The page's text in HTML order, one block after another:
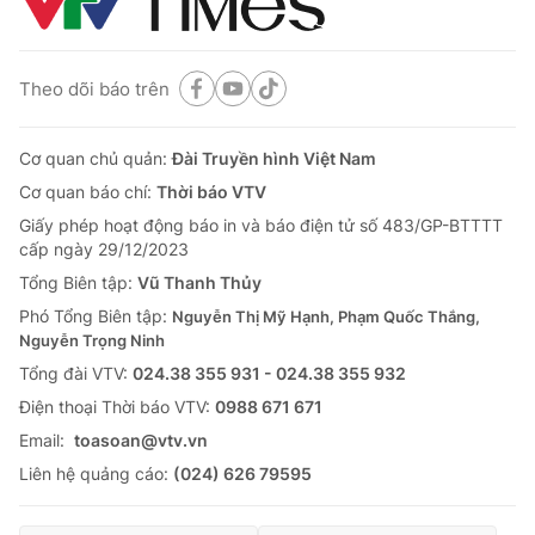
Thị trường 24h Tấm lòng Việt
VTV4 Vươn mình bằng AI
VTV9 VTV8
Liên hệ tòa soạn English
THỜI BÁO VTV
Theo dõi báo trên
Theo dõi báo trên
Cơ quan chủ quản:Đài Truyền hình Việt Nam
Cơ quan báo chí: Thời báo VTV
Giấy phép hoạt động báo in và báo điện tử số 483/GP-BTTTT
cấp ngày 29/12/2023
Tổng Biên tập: Vũ Thanh Thủy
Phó Tổng Biên tập: Nguyễn Thị Mỹ Hạnh, Phạm Quốc Thắng,
Nguyễn Trọng Ninh
Tổng đài VTV: 024.38 355 931 - 024.38 355 932
Ðiện thoại Thời báo VTV: 0988 671 671
Email: toasoan@vtv.vn
Liên hệ quảng cáo: (024) 626 79595